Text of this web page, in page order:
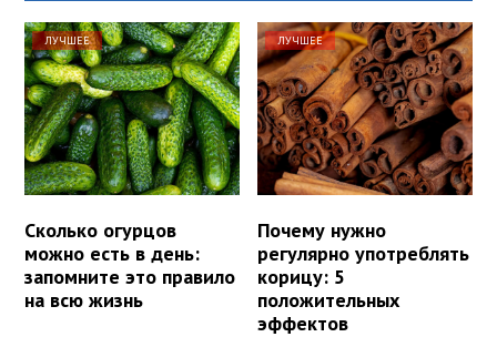
ЛУЧШЕЕ
Сколько огурцов
можно есть в день:
запомните это правило
на всю жизнь
ЛУЧШЕЕ
Почему нужно
регулярно употреблять
корицу: 5
положительных
эффектов